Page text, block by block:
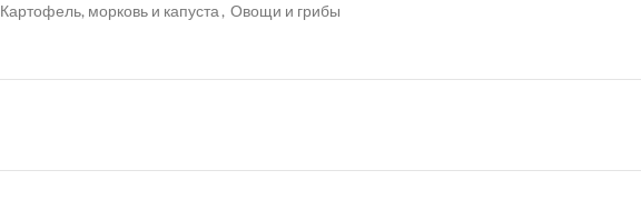
Картофель, морковь и капуста , Овощи и грибы